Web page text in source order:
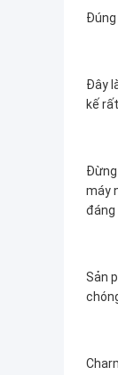
Đây
kế
Đừng
máy
đáng
Sản